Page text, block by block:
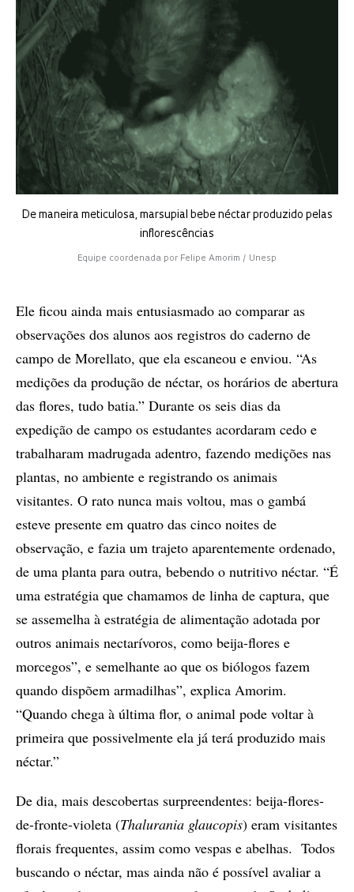
De maneira meticulosa, marsupial bebe néctar produzido pelas
inflorescências
Equipe coordenada por Felipe Amorim / Unesp
Ele ficou ainda mais entusiasmado ao comparar as
observações dos alunos aos registros do caderno de
campo de Morellato, que ela escaneou e enviou. “As
medições da produção de néctar, os horários de abertura
das flores, tudo batia.” Durante os seis dias da
expedição de campo os estudantes acordaram cedo e
trabalharam madrugada adentro, fazendo medições nas
plantas, no ambiente e registrando os animais
visitantes. O rato nunca mais voltou, mas o gambá
esteve presente em quatro das cinco noites de
observação, e fazia um trajeto aparentemente ordenado,
de uma planta para outra, bebendo o nutritivo néctar. “É
uma estratégia que chamamos de linha de captura, que
se assemelha à estratégia de alimentação adotada por
outros animais nectarívoros, como beija-flores e
morcegos”, e semelhante ao que os biólogos fazem
quando dispõem armadilhas”, explica Amorim.
“Quando chega à última flor, o animal pode voltar à
primeira que possivelmente ela já terá produzido mais
néctar.”
De dia, mais descobertas surpreendentes: beija-flores-
de-fronte-violeta (Thalurania glaucopis) eram visitantes
florais frequentes, assim como vespas e abelhas. Todos
buscando o néctar, mas ainda não é possível avaliar a